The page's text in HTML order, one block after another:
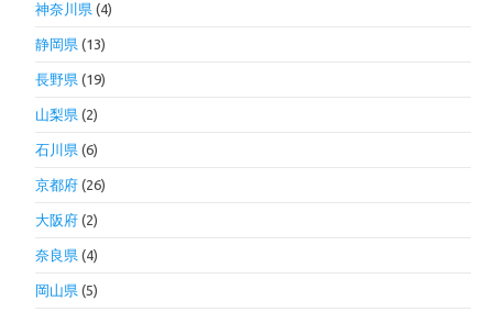
神奈川県 (4)
静岡県 (13)
長野県 (19)
山梨県 (2)
石川県 (6)
京都府 (26)
大阪府 (2)
奈良県 (4)
岡山県 (5)